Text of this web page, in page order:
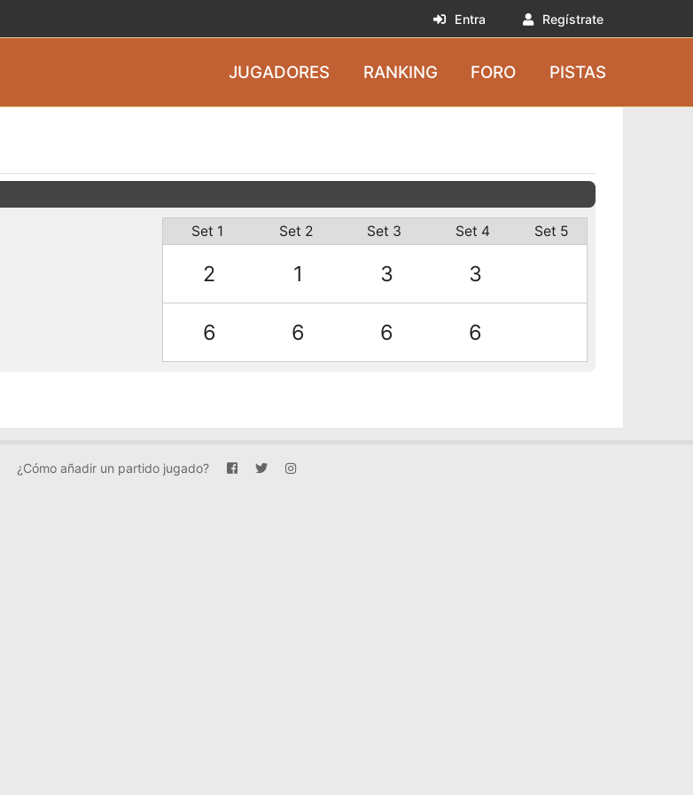
Entra Regístrate
JUGADORES RANKING FORO PISTAS
Set 1 Set 2 Set 3 Set 4 Set 5
2 1 3 3
6 6 6 6
¿Cómo añadir un partido jugado?